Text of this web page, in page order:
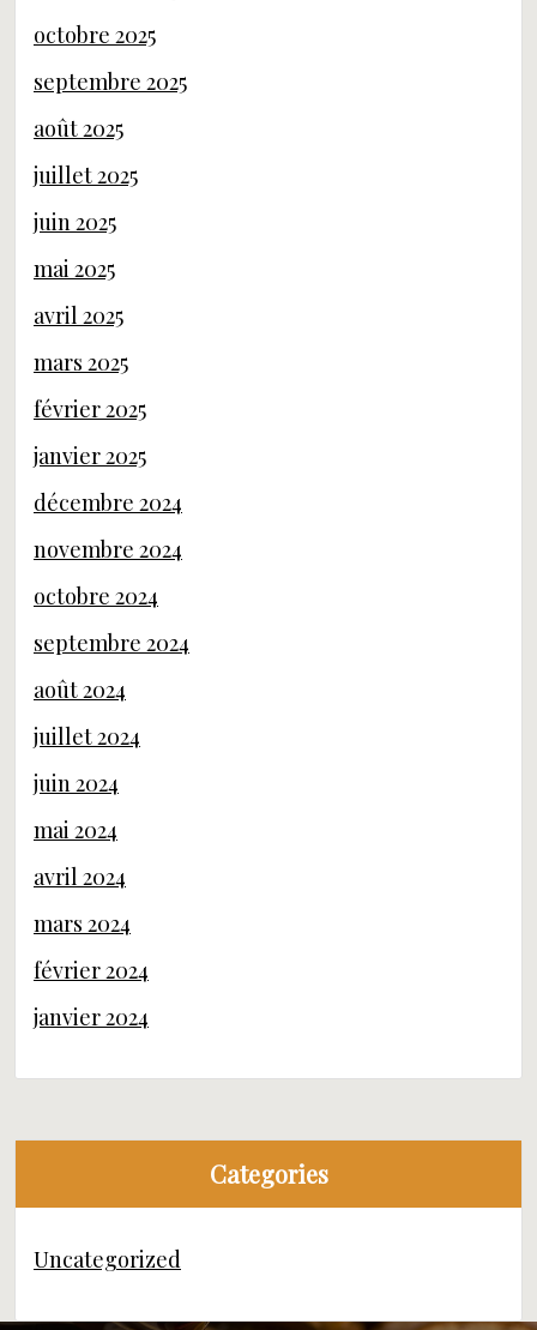
octobre 2025
septembre 2025
août 2025
juillet 2025
juin 2025
mai 2025
avril 2025
mars 2025
février 2025
janvier 2025
décembre 2024
novembre 2024
octobre 2024
septembre 2024
août 2024
juillet 2024
juin 2024
mai 2024
avril 2024
mars 2024
février 2024
janvier 2024
Categories
Uncategorized